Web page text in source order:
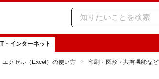
IT・インターネット
エクセル（Excel）の使い方 印刷・図形・共有機能など